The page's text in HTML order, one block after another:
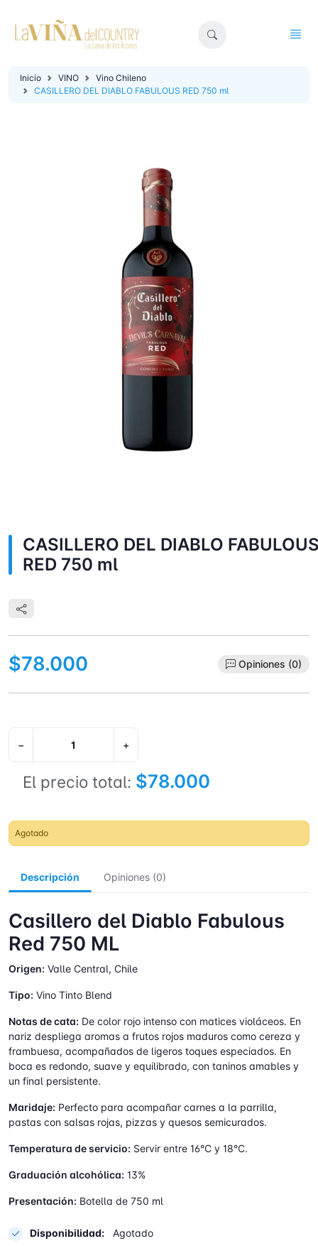
Inicio VINO
Vino Chileno
CASILLERO DEL DIABLO FABULOUS RED 750 ml
CASILLERO DEL DIABLO
RED 750 ml
$78.000 Opiniones (0)
− +
El precio total: $78.000
Agotado
Descripción Opiniones (0)
Casillero del Diablo Fabulous
Red 750 ML
Origen: Valle Central, Chile
Tipo: Vino Tinto Blend
Notas de cata: De color rojo intenso con matices violáceos. En
nariz despliega aromas a frutos rojos maduros como cereza y
frambuesa, acompañados de ligeros toques especiados. En
boca es redondo, suave y equilibrado, con taninos amables y
un final persistente.
Maridaje: Perfecto para acompañar carnes a la parrilla,
pastas con salsas rojas, pizzas y quesos semicurados.
Temperatura de servicio: Servir entre 16°C y 18°C.
Graduación alcohólica: 13%
Presentación: Botella de 750 ml
Disponibilidad: Agotado